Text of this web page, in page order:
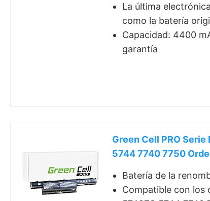
La última
como la batería
Capacidad: 4400
garantía
Green Cell PRO
5744 7740 7750
Batería de la
Compatible con los